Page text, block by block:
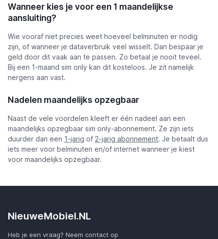
Wanneer kies je voor een 1 maandelijkse
aansluiting?
Wie vooraf niet precies weet hoeveel belminuten er nodig
zijn, of wanneer je dataverbruik veel wisselt. Dan bespaar je
geld door dit vaak aan te passen. Zo betaal je nooit teveel.
Bij een 1-maand sim only kan dit kosteloos. Je zit namelijk
nergens aan vast.
Nadelen maandelijks opzegbaar
Naast de vele voordelen kleeft er één nadeel aan een
maandelijks opzegbaar sim only-abonnement. Ze zijn iets
duurder dan een 1-jarig of 2-jarig abonnement. Je betaalt dus
iets meer voor belminuten en/of internet wanneer je kiest
voor maandelijks opzegbaar.
NieuweMobiel.NL
Heb je een vraag? Neem contact op